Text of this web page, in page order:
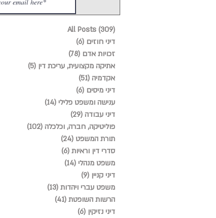
All Posts (309)
דיני חוזים (6)
זכויות אדם (78)
אתיקה מקצועית, עריכת דין (5)
אקדמיה (51)
דיני מיסים (6)
ענישה ומשפט פלילי (14)
דיני עבודה (29)
פוליטיקה, חברה, וכלכלה (102)
תורת המשפט (24)
סדרי דין וראיות (6)
משפט מנהלי (14)
דיני קניין (9)
משפט עברי ויהדות (13)
הרשות השופטת (41)
דיני נזיקין (6)